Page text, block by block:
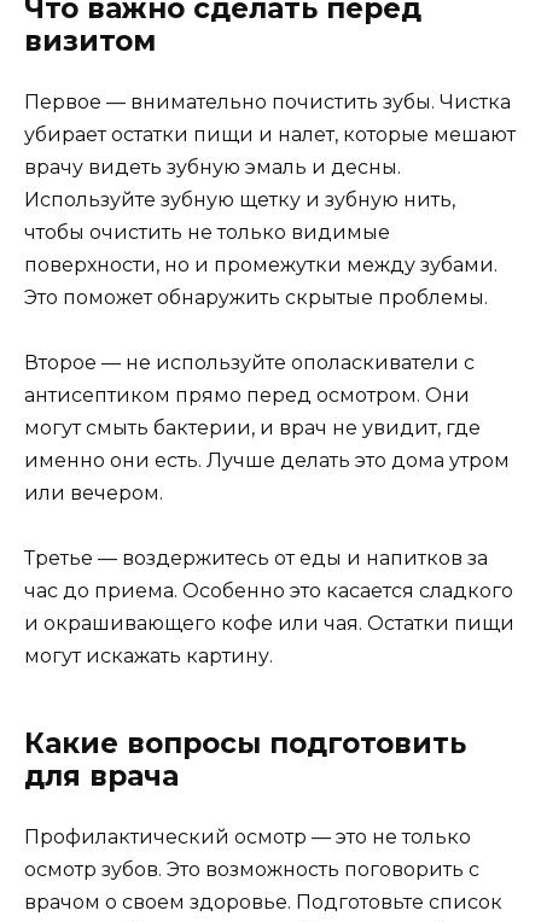
Что важно сделать перед
визитом
Первое — внимательно почистить зубы. Чистка
убирает остатки пищи и налет, которые мешают
врачу видеть зубную эмаль и десны.
Используйте зубную щетку и зубную нить,
чтобы очистить не только видимые
поверхности, но и промежутки между зубами.
Это поможет обнаружить скрытые проблемы.
Второе — не используйте ополаскиватели с
антисептиком прямо перед осмотром. Они
могут смыть бактерии, и врач не увидит, где
именно они есть. Лучше делать это дома утром
или вечером.
Третье — воздержитесь от еды и напитков за
час до приема. Особенно это касается сладкого
и окрашивающего кофе или чая. Остатки пищи
могут искажать картину.
Какие вопросы подготовить
для врача
Профилактический осмотр — это не только
осмотр зубов. Это возможность поговорить с
врачом о своем здоровье. Подготовьте список